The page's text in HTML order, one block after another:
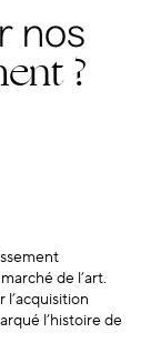
nos
?
de l’art.
l’histoire de